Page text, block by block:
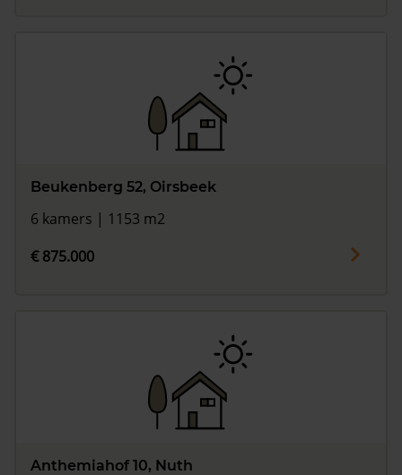
Beukenberg 52, Oirsbeek
6 kamers | 1153 m2
€ 875.000
Anthemiahof 10, Nuth